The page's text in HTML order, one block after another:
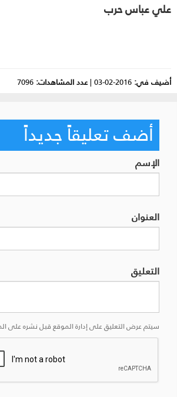
علي عباس حرب
أضيف في: 2016-02-03
|عدد المشاهدات: 7096
أضف تعليقاً جديداً
الإسم
العنوان
التعليق
سيتم عرض التعليق على إدارة الموقع قبل نشره على